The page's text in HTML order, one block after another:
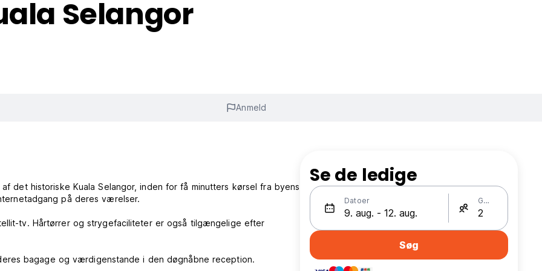
Selangor
Anmeld
det historiske Kuala Selangor, inden for få minutters kørsel fra byens
på deres værelser.
tv. Hårtørrer og strygefaciliteter er også tilgængelige efter
bagage og værdigenstande i den døgnåbne reception.
Se de ledige
Datoer Gæster
Søg